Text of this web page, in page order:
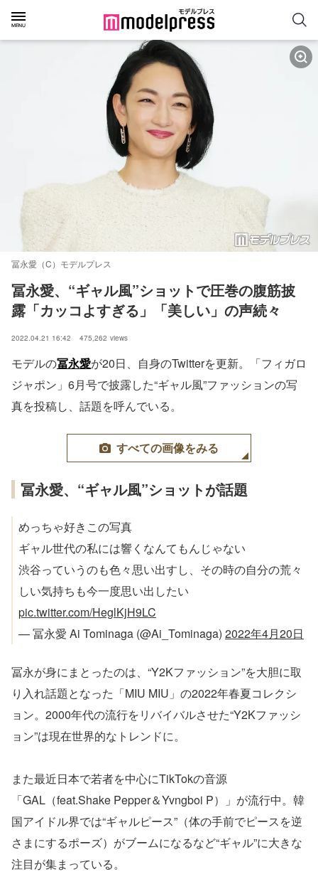
冨永愛（C）モデルプレス
冨永愛、“ギャル風”ショットで圧巻の腹筋披
露「カッコよすぎる」「美しい」の声続々
2022.04.21 16:42 475,262 views
モデルの冨永愛が20日、自身のTwitterを更新。「フィガロ
ジャポン」6月号で披露した“ギャル風”ファッションの写
真を投稿し、話題を呼んでいる。
すべての画像をみる
冨永愛、“ギャル風”ショットが話題
めっちゃ好きこの写真
ギャル世代の私には響くなんてもんじゃない
渋谷っていうのも色々思い出すし、その時の自分の荒々
しい気持ちも今一度思い出したい
pic.twitter.com/HeglKjH9LC
— 冨永愛 Ai Tominaga (@Ai_Tominaga) 2022年4月20日
冨永が身にまとったのは、“Y2Kファッション”を大胆に取
り入れ話題となった「MIU MIU」の2022年春夏コレクシ
ョン。2000年代の流行をリバイバルさせた“Y2Kファッシ
ョン”は現在世界的なトレンドに。
また最近日本で若者を中心にTikTokの音源
「GAL（feat.Shake Pepper＆Yvngboi P）」が流行中。韓
国アイドル界では“ギャルピース”（体の手前でピースを逆
さまにするポーズ）がブームになるなど“ギャル”に大きな
注目が集まっている。